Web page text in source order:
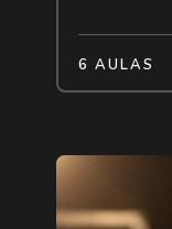
6 AULAS